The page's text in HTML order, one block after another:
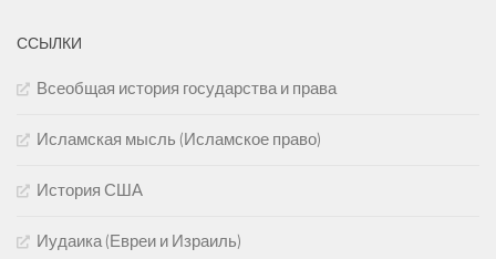
ССЫЛКИ
Всеобщая история государства и права
Исламская мысль (Исламское право)
История США
Иудаика (Евреи и Израиль)